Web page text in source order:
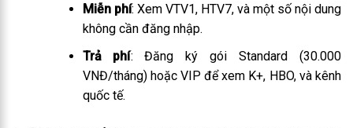
Miễn phí: Xem VTV1, HTV7, và một số nội dung
không cần đăng nhập.
Trả phí: Đăng ký gói Standard (30.000
VNĐ/tháng) hoặc VIP để xem K+, HBO, và kênh
quốc tế.